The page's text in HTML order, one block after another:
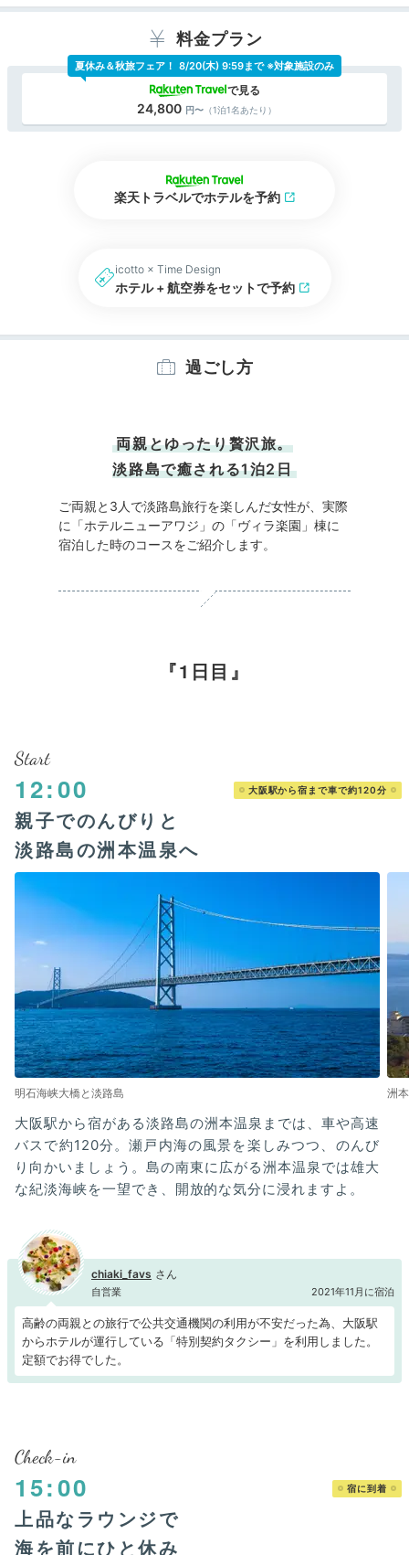
料金プラン
24,800 （1泊1名あたり）
夏休み＆秋旅フェア！ 8/20(木) 9:59まで ※対象施設のみ
楽天トラベルでホテルを予約
icotto × Time Design
ホテル + 航空券をセットで予約
過ごし方
両親とゆったり贅沢旅。
淡路島で癒される1泊2日
ご両親と3人で淡路島旅行を楽しんだ女性が、実際
に「ホテルニューアワジ」の「ヴィラ楽園」棟に
宿泊した時のコースをご紹介します。
1日目
Start
12:00 大阪駅から宿まで車で約120分
親子でのんびりと
淡路島の洲本温泉へ
明石海峡大橋と淡路島 洲
大阪駅から宿がある淡路島の洲本温泉までは、車や高速
バスで約120分。瀬戸内海の風景を楽しみつつ、のんび
り向かいましょう。島の南東に広がる洲本温泉では雄大
な紀淡海峡を一望でき、開放的な気分に浸れますよ。
chiaki_favs
自営業 2021年11月に宿泊
高齢の両親との旅行で公共交通機関の利用が不安だった為、大阪駅
からホテルが運行している「特別契約タクシー」を利用しました。
定額でお得でした。
Check-in
15:00 宿に到着
上品なラウンジで
海を前にひと休み